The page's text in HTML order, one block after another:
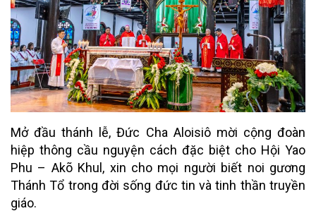
Mở đầu thánh lễ, Đức Cha Aloisiô mời cộng đoàn
hiệp thông cầu nguyện cách đặc biệt cho Hội Yao
Phu – Akõ Khul, xin cho mọi người biết noi gương
Thánh Tổ trong đời sống đức tin và tinh thần truyền
giáo.